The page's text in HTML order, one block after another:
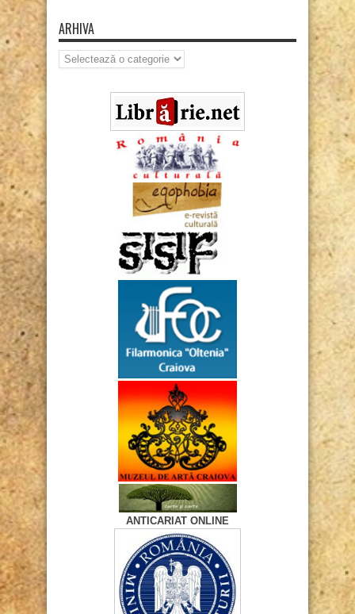
ARHIVA
Arhiva
ANTICARIAT ONLINE